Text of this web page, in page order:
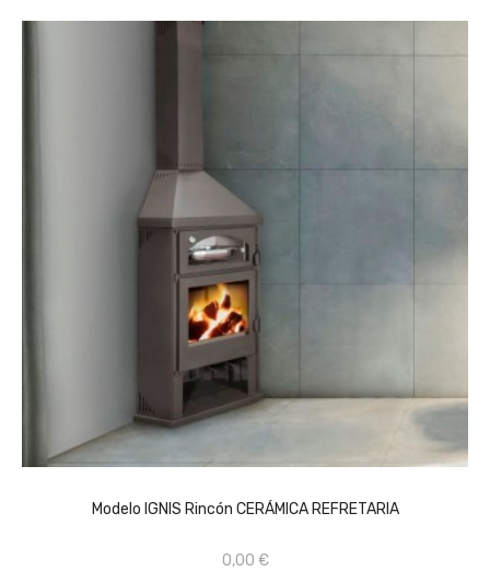
Modelo IGNIS Rincón CERÁMICA REFRETARIA
0,00 €
AÑADIR AL CARRITO